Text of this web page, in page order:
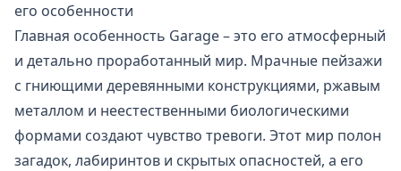
его особенности
Главная особенность Garage – это его атмосферный
и детально проработанный мир. Мрачные пейзажи
с гниющими деревянными конструкциями, ржавым
металлом и неестественными биологическими
формами создают чувство тревоги. Этот мир полон
загадок, лабиринтов и скрытых опасностей, а его